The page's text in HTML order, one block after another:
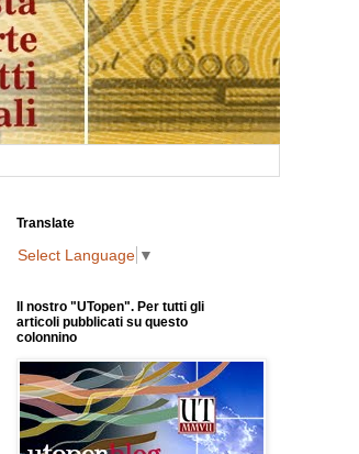
Translate
Select Language ▼
Il nostro "UTopen". Per tutti gli
articoli pubblicati su questo
colonnino